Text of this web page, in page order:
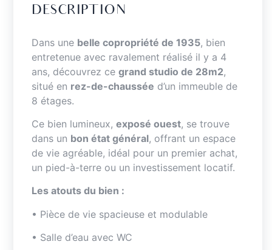
DESCRIPTION
Dans une belle copropriété de 1935, bien
entretenue avec ravalement réalisé il y a 4
ans, découvrez ce grand studio de 28m2,
situé en rez-de-chaussée d’un immeuble de
8 étages.
Ce bien lumineux, exposé ouest, se trouve
dans un bon état général, offrant un espace
de vie agréable, idéal pour un premier achat,
un pied-à-terre ou un investissement locatif.
Les atouts du bien :
• Pièce de vie spacieuse et modulable
• Salle d’eau avec WC